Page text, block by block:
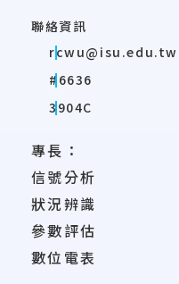
聯絡資訊
rcwu@isu.edu.tw
#6636
3904C
專長：
信號分析
狀況辨識
參數評估
數位電表